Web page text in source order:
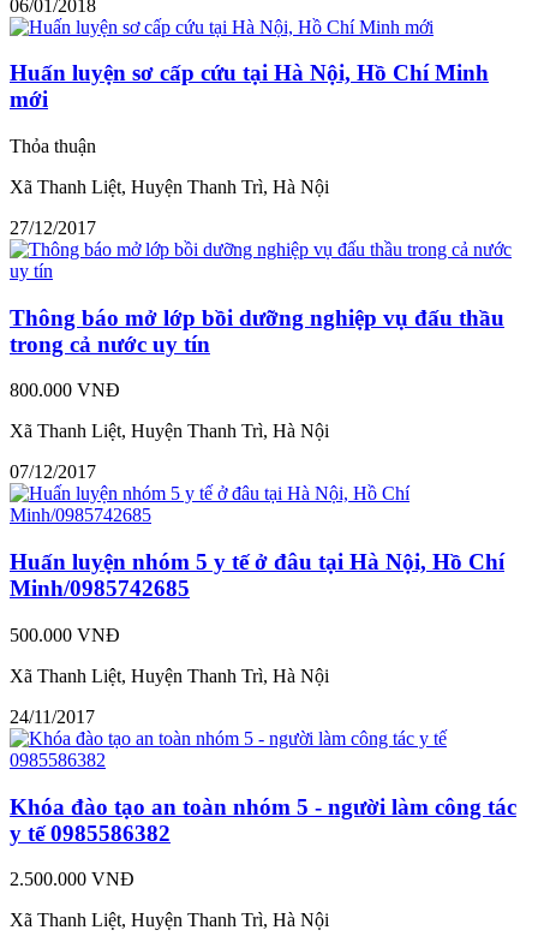
06/01/2018
Huấn luyện sơ cấp cứu tại Hà Nội, Hồ Chí Minh
mới
Thỏa thuận
Xã Thanh Liệt, Huyện Thanh Trì, Hà Nội
27/12/2017
Thông báo mở lớp bồi dưỡng nghiệp vụ đấu thầu
trong cả nước uy tín
800.000 VNĐ
Xã Thanh Liệt, Huyện Thanh Trì, Hà Nội
07/12/2017
Huấn luyện nhóm 5 y tế ở đâu tại Hà Nội, Hồ Chí
Minh/0985742685
500.000 VNĐ
Xã Thanh Liệt, Huyện Thanh Trì, Hà Nội
24/11/2017
Khóa đào tạo an toàn nhóm 5 - người làm công tác
y tế 0985586382
2.500.000 VNĐ
Xã Thanh Liệt, Huyện Thanh Trì, Hà Nội